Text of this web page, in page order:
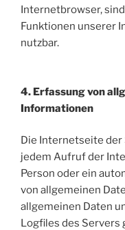
Internetbrowser,
Funktionen unserer
nutzbar.
4. Erfassung von
Informationen
Die Internetseite
jedem Aufruf der
Person oder ein
von allgemeinen
allgemeinen Daten
Logfiles des Servers